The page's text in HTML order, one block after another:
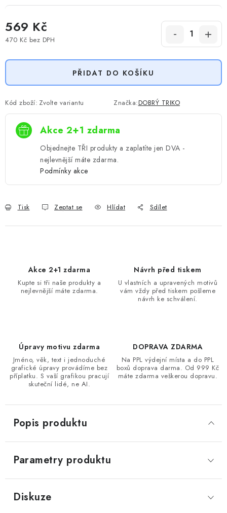
569 Kč
470 Kč bez DPH
PŘIDAT DO KOŠÍKU
Kód zboží: Zvolte variantu Značka:DOBRÝ TRIKO
Akce 2+1 zdarma
Objednejte TŘI produkty a zaplatíte jen DVA -
nejlevnější máte zdarma.
Podmínky akce
Tisk Zeptat se Hlídat Sdílet
Akce 2+1 zdarma
Kupte si tři naše produkty a
nejlevnější máte zdarma.
Návrh před tiskem
U vlastních a upravených motivů
vám vždy před tiskem pošleme
návrh ke schválení.
Úpravy motivu zdarma
Jméno, věk, text i jednoduché
grafické úpravy provádíme bez
příplatku. S vaší grafikou pracují
skuteční lidé, ne AI.
DOPRAVA ZDARMA
Na PPL výdejní místa a do PPL
boxů doprava darma. Od 999 Kč
máte zdarma veškerou dopravu.
Popis produktu
Parametry produktu
Diskuze